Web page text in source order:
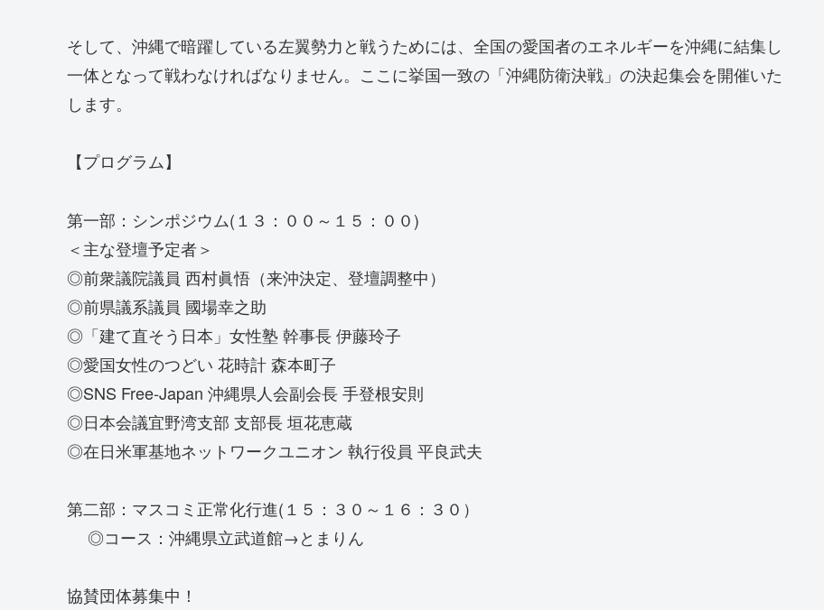
そして、沖縄で暗躍している左翼勢力と戦うためには、全国の愛国者のエネルギーを沖縄に結集し
一体となって戦わなければなりません。ここに挙国一致の「沖縄防衛決戦」の決起集会を開催いた
します。
【プログラム】
第一部：シンポジウム(１３：００～１５：００)
＜主な登壇予定者＞
◎前衆議院議員 西村眞悟（来沖決定、登壇調整中）
◎前県議系議員 國場幸之助
◎「建て直そう日本」女性塾 幹事長 伊藤玲子
◎愛国女性のつどい 花時計 森本町子
◎SNS Free-Japan 沖縄県人会副会長 手登根安則
◎日本会議宜野湾支部 支部長 垣花恵蔵
◎在日米軍基地ネットワークユニオン 執行役員 平良武夫
第二部：マスコミ正常化行進(１５：３０～１６：３０）
◎コース：沖縄県立武道館→とまりん
協賛団体募集中！